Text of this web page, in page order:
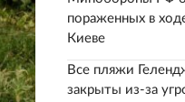
пораженных в
Киеве
Все пляжи
закрыты из-за